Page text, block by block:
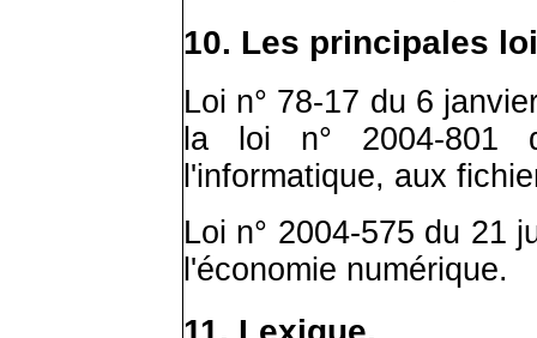
10. Les principales
Loi n° 78-17 du 6
la loi n° 2004-801
l'informatique, aux
Loi n° 2004-575 du 21
l'économie numérique.